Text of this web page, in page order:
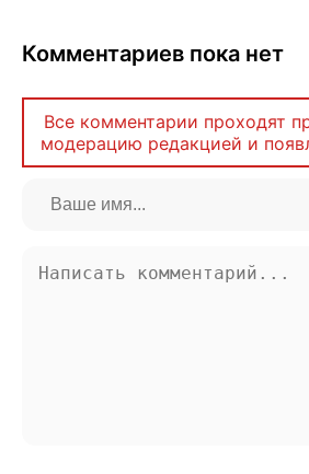
Комментариев пока нет
Все комментарии проходят
модерацию редакцией и